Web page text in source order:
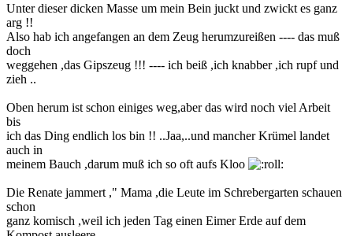
Unter dieser dicken Masse um mein Bein juckt und zwickt es ganz
arg !!
Also hab ich angefangen an dem Zeug herumzureißen ---- das muß
doch
weggehen ,das Gipszeug !!! ---- ich beiß ,ich knabber ,ich rupf und
zieh ..
Oben herum ist schon einiges weg,aber das wird noch viel Arbeit
bis
ich das Ding endlich los bin !! ..Jaa,..und mancher Krümel landet
auch in
meinem Bauch ,darum muß ich so oft aufs Kloo
Die Renate jammert ," Mama ,die Leute im Schrebergarten schauen
schon
ganz komisch ,weil ich jeden Tag einen Eimer Erde auf dem